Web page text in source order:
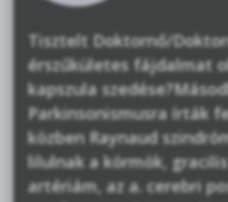
Tisztelt Doktornő/
érszűkületes fájdalmat
kapszula
Parkinsonismusra írták
közben Raynaud
lilulnak a körmök,
artériám, az a. cerebri